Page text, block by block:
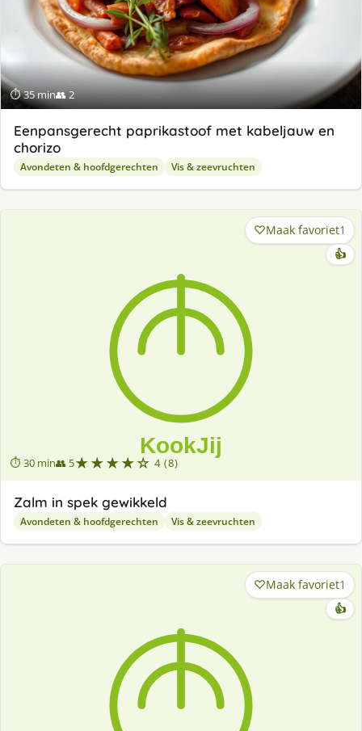
⏱ 35 min👥 2
Eenpansgerecht paprikastoof met kabeljauw en
chorizo
Avondeten & hoofdgerechten Vis & zeevruchten
⏱ 30 min👥 5★★★★☆ 4 (8)
Maak favoriet1
👍
Zalm in spek gewikkeld
Avondeten & hoofdgerechten Vis & zeevruchten
Maak favoriet1
👍